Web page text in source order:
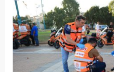
Email